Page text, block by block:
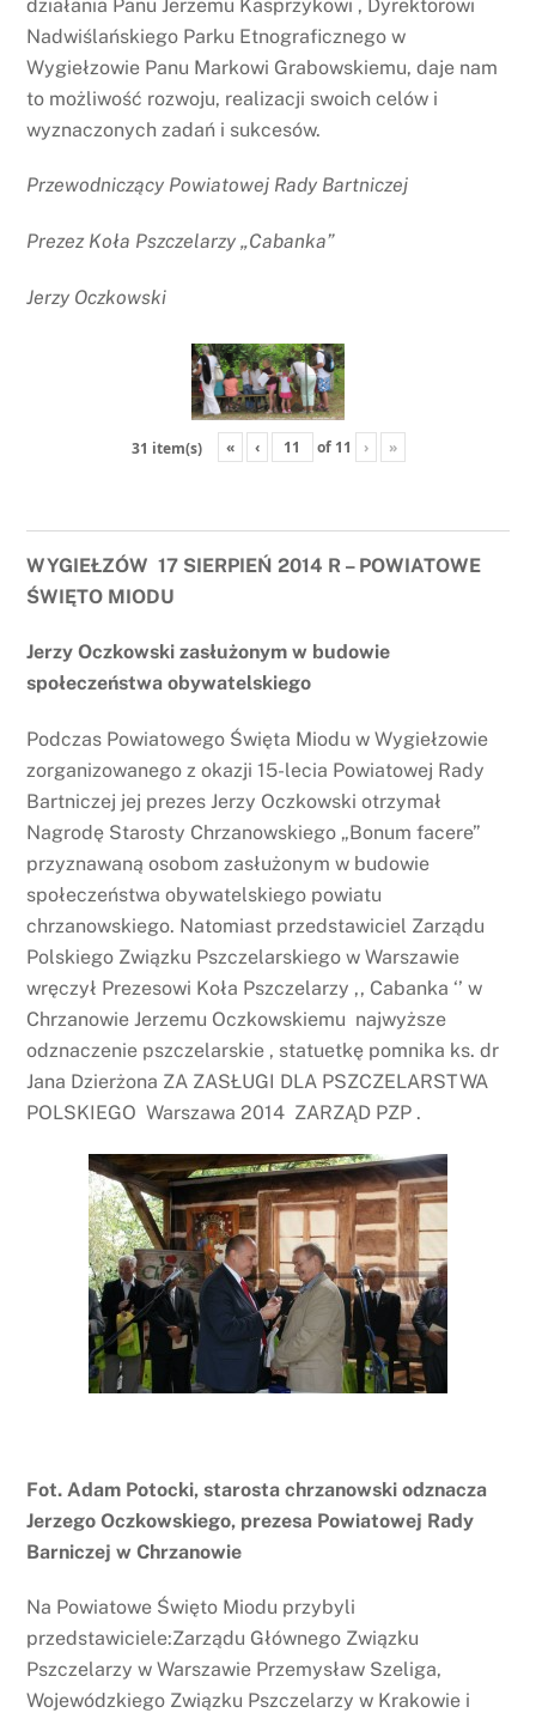
działania Panu Jerzemu Kasprzykowi , Dyrektorowi
Nadwiślańskiego Parku Etnograficznego w
Wygiełzowie Panu Markowi Grabowskiemu, daje nam
to możliwość rozwoju, realizacji swoich celów i
wyznaczonych zadań i sukcesów.
Przewodniczący Powiatowej Rady Bartniczej
Prezez Koła Pszczelarzy „Cabanka”
Jerzy Oczkowski
31 item(s) « ‹ of 11 › »
WYGIEŁZÓW 17 SIERPIEŃ 2014 R – POWIATOWE
ŚWIĘTO MIODU
Jerzy Oczkowski zasłużonym w budowie
społeczeństwa obywatelskiego
Podczas Powiatowego Święta Miodu w Wygiełzowie
zorganizowanego z okazji 15-lecia Powiatowej Rady
Bartniczej jej prezes Jerzy Oczkowski otrzymał
Nagrodę Starosty Chrzanowskiego „Bonum facere”
przyznawaną osobom zasłużonym w budowie
społeczeństwa obywatelskiego powiatu
chrzanowskiego. Natomiast przedstawiciel Zarządu
Polskiego Związku Pszczelarskiego w Warszawie
wręczył Prezesowi Koła Pszczelarzy ,, Cabanka ‘’ w
Chrzanowie Jerzemu Oczkowskiemu najwyższe
odznaczenie pszczelarskie , statuetkę pomnika ks. dr
Jana Dzierżona ZA ZASŁUGI DLA PSZCZELARSTWA
POLSKIEGO Warszawa 2014 ZARZĄD PZP .
Fot. Adam Potocki, starosta chrzanowski odznacza
Jerzego Oczkowskiego, prezesa Powiatowej Rady
Barniczej w Chrzanowie
Na Powiatowe Święto Miodu przybyli
przedstawiciele:Zarządu Głównego Związku
Pszczelarzy w Warszawie Przemysław Szeliga,
Wojewódzkiego Związku Pszczelarzy w Krakowie i